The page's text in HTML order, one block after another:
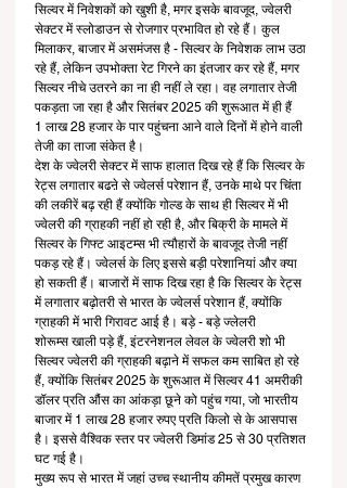
सिल्वर में निवेशकों को खुशी है, मगर इसके बावजूद, ज्वेलरी
सेक्टर में स्लोडाउन से रोजगार प्रभावित हो रहे हैं। कुल
मिलाकर, बाजार में असमंजस है - सिल्वर के निवेशक लाभ उठा
रहे हैं, लेकिन उपभोक्ता रेट गिरने का इंतजार कर रहे हैं, मगर
सिल्वर नीचे उतरने का ना ही नहीं ले रहा। वह लगातार तेजी
पकड़ता जा रहा है और सितंबर 2025 की शुरूआत में ही हैं
1 लाख 28 हजार के पार पहुंचना आने वाले दिनों में होने वाली
तेजी का ताजा संकेत है।
देश के ज्वेलरी सेक्टर में साफ हालात दिख रहे हैं कि सिल्वर के
रेट्स लगातार बढऩे से ज्वेलर्स परेशान हैं, उनके माथे पर चिंता
की लकीरें बढ़ रही हैं क्योंकि गोल्ड के साथ ही सिल्वर में भी
ज्वेलरी की ग्राहकी नहीं हो रही है, और बिक्री के मामले में
सिल्वर के गिफ्ट आइटम्स भी त्यौहारों के बावजूद तेजी नहीं
पकड़ रहे हैं। ज्वेलर्स के लिए इससे बड़ी परेशानियां और क्या
हो सकती हैं। बाजारों में साफ दिख रहा है कि सिल्वर के रेट्स
में लगातार बढ़ोतरी से भारत के ज्वेलर्स परेशान हैं, क्योंकि
ग्राहकी में भारी गिरावट आई है। बड़े - बड़े ज्लेलरी
शोरूम्स खाली पड़े हैं, इंटरनेशनल लेवल के ज्वेलरी शो भी
सिल्वर ज्वेलरी की ग्राहकी बढ़ाने में सफल कम साबित हो रहे
हैं, क्योंकि सितंबर 2025 के शुरूआत में सिल्वर 41 अमरीकी
डॉलर प्रति औंस का आंकड़ा छूने को पहुंच गया, जो भारतीय
बाजार में 1 लाख 28 हजार रुपए प्रति किलो से के आसपास
है। इससे वैश्विक स्तर पर ज्वेलरी डिमांड 25 से 30 प्रतिशत
घट गई है।
मुख्य रूप से भारत में जहां उच्च स्थानीय कीमतें प्रमुख कारण